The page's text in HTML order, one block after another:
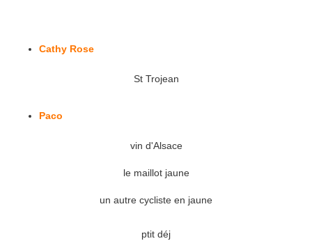
Cathy Rose
St Trojean
Paco
vin d'Alsace
le maillot jaune
un autre cycliste en jaune
ptit déj